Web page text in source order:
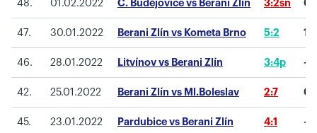
48. 01.02.2022 Č. Budějovice vs Berani Zlín 3:2sn 0
47. 30.01.2022 Berani Zlín vs Kometa Brno 5:2 1
46. 28.01.2022 Litvínov vs Berani Zlín 3:4p -1
42. 25.01.2022 Berani Zlín vs Ml.Boleslav 2:7 0
45. 23.01.2022 Pardubice vs Berani Zlín 4:1 -1